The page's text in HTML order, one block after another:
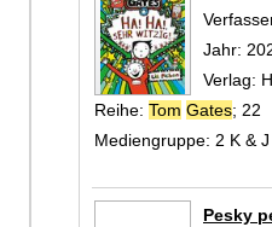
Jahr:
Verlag:
Reihe: Tom Gates; 22
Mediengruppe: 2 K &
Pesky